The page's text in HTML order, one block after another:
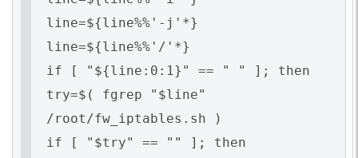
line=${line%%'-j'*}
line=${line%%'/'*}
if [ "${line:0:1}" == " " ]; then
try=$( fgrep "$line"
/root/fw_iptables.sh )
if [ "$try" == "" ]; then